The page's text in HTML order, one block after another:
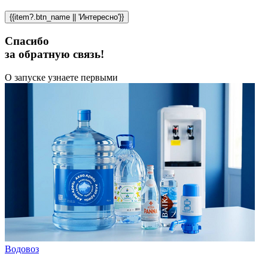
{{item?.btn_name || 'Интересно'}}
Спасибо
за обратную связь!
О запуске узнаете первыми
Водовоз